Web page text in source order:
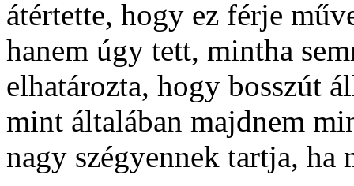
átértette, hogy ez férje
hanem úgy tett, mintha
elhatározta, hogy bosszút
mint általában majdnem
nagy szégyennek tartja, ha